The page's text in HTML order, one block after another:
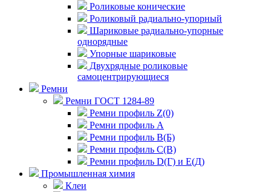
Роликовые конические
Роликовый радиально-упорный
Шариковые радиально-упорные
однорядные
Упорные шариковые
Двухрядные роликовые
самоцентрирующиеся
Ремни
Ремни ГОСТ 1284-89
Ремни профиль Z(0)
Ремни профиль А
Ремни профиль В(Б)
Ремни профиль С(В)
Ремни профиль D(Г) и E(Д)
Промышленная химия
Клеи